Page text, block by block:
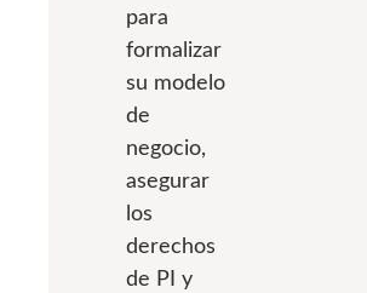
para
formalizar
su modelo
de
negocio,
asegurar
los
derechos
de PI y